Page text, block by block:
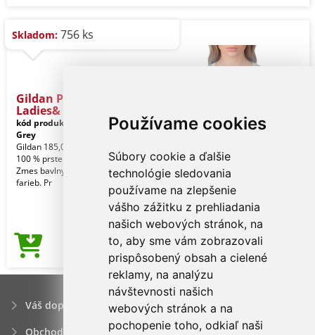
Používame cookies
Súbory cookie a ďalšie
technológie sledovania
používame na zlepšenie
vášho zážitku z prehliadania
našich webových stránok, na
to, aby sme vám zobrazovali
prispôsobený obsah a cielené
reklamy, na analýzu
návštevnosti našich
webových stránok a na
pochopenie toho, odkiaľ naši
Skladom: 756 ks
Gildan Premium Cotton®
Ladies&
kód produktu: giL4100sp-2xl Sport
Grey
Gildan 185,0 G/m2 (biela 180,0 G/m2).
100 % prstencovo spriadaná bavlna.
Zmes bavlny a polyesteru pre viacero
farieb. Pr
Cena od 2,66€
Váš dopyt
Obchodné podmienky